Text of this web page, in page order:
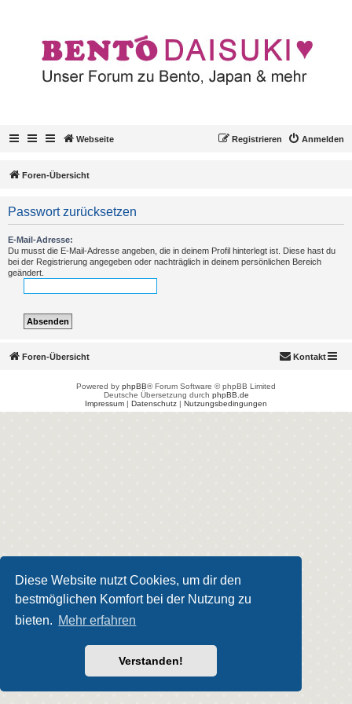
Diese Website nutzt Cookies, um dir den
bestmöglichen Komfort bei der Nutzung zu
bieten. Mehr erfahren
Verstanden!
Webseite Anmelden
Registrieren
Foren-Übersicht
Passwort zurücksetzen
E-Mail-Adresse:
Du musst die E-Mail-Adresse angeben, die in deinem Profil hinterlegt ist. Diese hast du
bei der Registrierung angegeben oder nachträglich in deinem persönlichen Bereich
geändert.
Foren-Übersicht Kontakt
Powered by phpBB® Forum Software © phpBB Limited
Deutsche Übersetzung durch phpBB.de
Impressum | Datenschutz | Nutzungsbedingungen